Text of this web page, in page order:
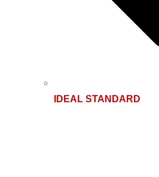
IDEAL STANDARD